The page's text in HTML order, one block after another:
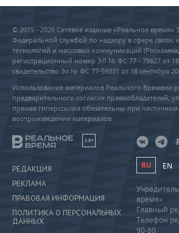
© 2015 - 2026 Сетевое издание «Реальное время»
Федеральной службой по надзору в сфере
технологий и массовых коммуникаций
регистрационный номер ЭЛ № ФС 77 - 79627 от 18
свидетельство Эл № ФС 77-59331 от 18 сентября
Использование материалов Реального Времени
предварительного согласия правообладателей,
прямая гиперссылка обязательны при
воспроизведении материалов.
18+
РЕДАКЦИЯ
РЕКЛАМА
ПРАВОВАЯ ИНФОРМАЦИЯ
ПОЛИТИКА О ПЕРСОНАЛЬНЫХ
ДАННЫХ
RU EN
время»
Главный
Телефон
90-80